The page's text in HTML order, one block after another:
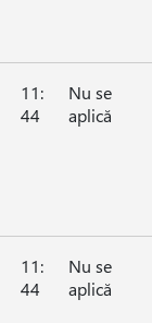
11:
44
Nu se
aplică
11:
44
Nu se
aplică